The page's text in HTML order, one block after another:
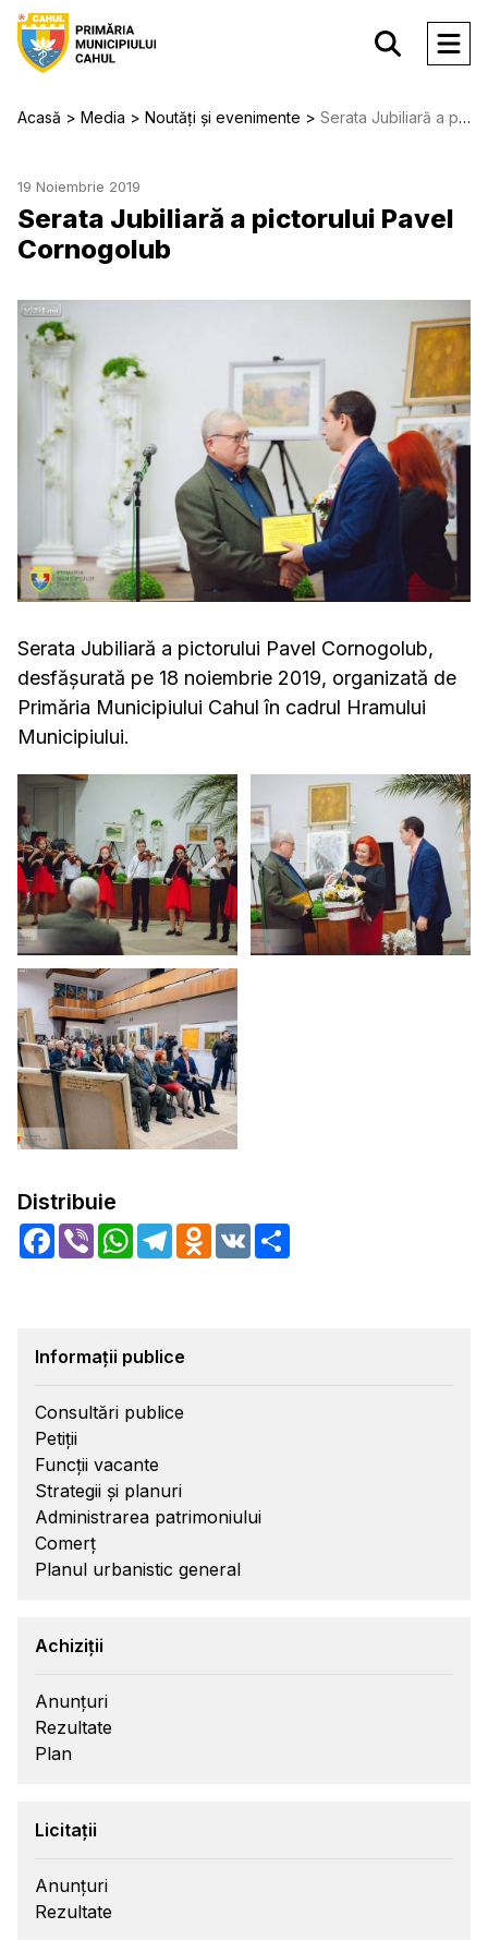
Acasă Media Noutăți și evenimente Serata Jubiliară a pictorului Pavel Cornogolub
19 Noiembrie 2019
Serata Jubiliară a pictorului Pavel
Cornogolub
Serata Jubiliară a pictorului Pavel Cornogolub,
desfășurată pe 18 noiembrie 2019, organizată de
Primăria Municipiului Cahul în cadrul Hramului
Municipiului.
Distribuie
Facebook
Viber WhatsApp
TelegramOdnoklassniki
VK
Informații publice
Consultări publice
Petiții
Funcții vacante
Strategii și planuri
Administrarea patrimoniului
Comerț
Planul urbanistic general
Achiziții
Anunțuri
Rezultate
Plan
Licitații
Anunțuri
Rezultate